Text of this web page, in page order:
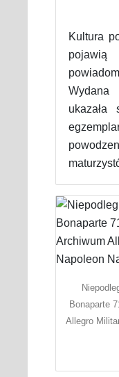
Kultura
Bonaparte
Allegro